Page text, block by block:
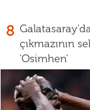
8
çıkmazının
'Osimhen'